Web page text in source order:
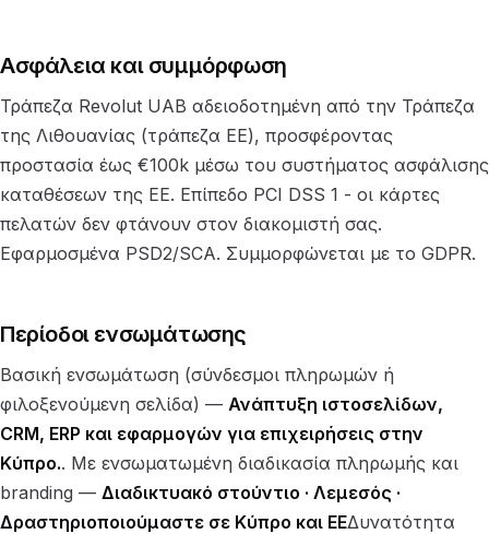
Ασφάλεια και συμμόρφωση
Τράπεζα Revolut UAB αδειοδοτημένη από την Τράπεζα
της Λιθουανίας (τράπεζα ΕΕ), προσφέροντας
προστασία έως €100k μέσω του συστήματος ασφάλισης
καταθέσεων της ΕΕ. Επίπεδο PCI DSS 1 - οι κάρτες
πελατών δεν φτάνουν στον διακομιστή σας.
Εφαρμοσμένα PSD2/SCA. Συμμορφώνεται με το GDPR.
Περίοδοι ενσωμάτωσης
Βασική ενσωμάτωση (σύνδεσμοι πληρωμών ή
φιλοξενούμενη σελίδα) — Ανάπτυξη ιστοσελίδων,
CRM, ERP και εφαρμογών για επιχειρήσεις στην
Κύπρο.. Με ενσωματωμένη διαδικασία πληρωμής και
branding — Διαδικτυακό στούντιο · Λεμεσός ·
Δραστηριοποιούμαστε σε Κύπρο και ΕΕΔυνατότητα